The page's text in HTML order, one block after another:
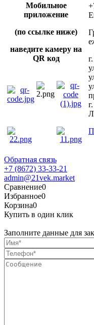
Мобильное
приложение
(по ссылке ниже)
наведите камеру на
QR код
Обратная связь
+7 (8672) 33-33-21
admin@21vek.market
Сравнение0
Избранное0
Корзина0
Купить в один клик
Заполните данные для